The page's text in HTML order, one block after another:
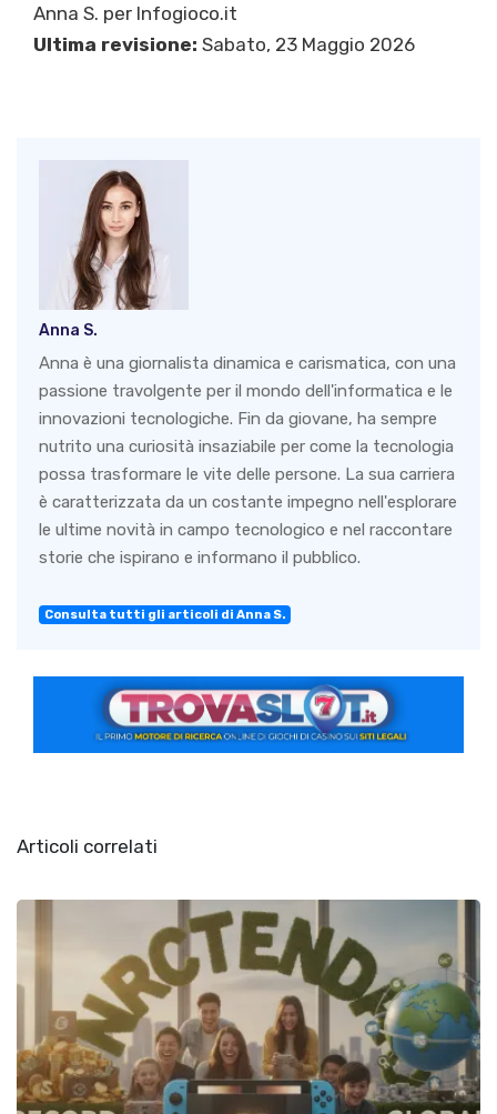
Anna S. per Infogioco.it
Ultima revisione: Sabato, 23 Maggio 2026
Anna S.
Anna è una giornalista dinamica e carismatica, con una
passione travolgente per il mondo dell'informatica e le
innovazioni tecnologiche. Fin da giovane, ha sempre
nutrito una curiosità insaziabile per come la tecnologia
possa trasformare le vite delle persone. La sua carriera
è caratterizzata da un costante impegno nell'esplorare
le ultime novità in campo tecnologico e nel raccontare
storie che ispirano e informano il pubblico.
Consulta tutti gli articoli di Anna S.
Articoli correlati